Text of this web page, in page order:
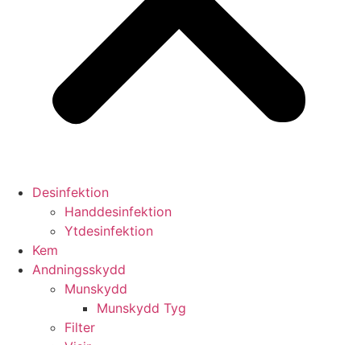
Desinfektion
Handdesinfektion
Ytdesinfektion
Kem
Andningsskydd
Munskydd
Munskydd Tyg
Filter